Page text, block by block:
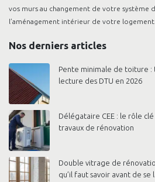
vos murs au changement de votre système
l’aménagement intérieur de votre logement.
Nos derniers articles
Pente minimale de toiture
lecture des DTU en 2026
Délégataire CEE : le rôle
travaux de rénovation
Double vitrage de
qu’il faut savoir avant de se